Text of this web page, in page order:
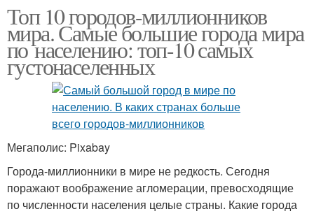
Топ 10 городов-миллионников
мира. Самые большие города мира
по населению: топ-10 самых
густонаселенных
Мегаполис: Pixabay
Города-миллионники в мире не редкость. Сегодня
поражают воображение агломерации, превосходящие
по численности населения целые страны. Какие города